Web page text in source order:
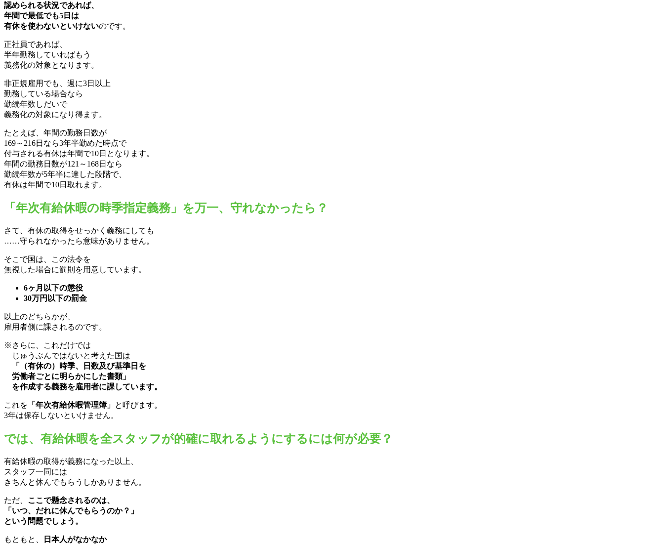
認められる状況であれば、
年間で最低でも5日は
有休を使わないといけないのです。
正社員であれば、
半年勤務していればもう
義務化の対象となります。
非正規雇用でも、週に3日以上
勤務している場合なら
勤続年数しだいで
義務化の対象になり得ます。
たとえば、年間の勤務日数が
169～216日なら3年半勤めた時点で
付与される有休は年間で10日となります。
年間の勤務日数が121～168日なら
勤続年数が5年半に達した段階で、
有休は年間で10日取れます。
「年次有給休暇の時季指定義務」を万一、守れなかったら？
さて、有休の取得をせっかく義務にしても
……守られなかったら意味がありません。
そこで国は、この法令を
無視した場合に罰則を用意しています。
6ヶ月以下の懲役
30万円以下の罰金
以上のどちらかが、
雇用者側に課されるのです。
※さらに、これだけでは
じゅうぶんではないと考えた国は
「（有休の）時季、日数及び基準日を
労働者ごとに明らかにした書類」
を作成する義務を雇用者に課しています。
これを 「年次有給休暇管理簿」 と呼びます。
3年は保存しないといけません。
では、有給休暇を全スタッフが的確に取れるようにするには何が必要？
有給休暇の取得が義務になった以上、
スタッフ一同には
きちんと休んでもらうしかありません。
ただ、 ここで懸念されるのは、
「いつ、だれに休んでもらうのか？」
という問題でしょう。
もともと、
日本人がなかなか